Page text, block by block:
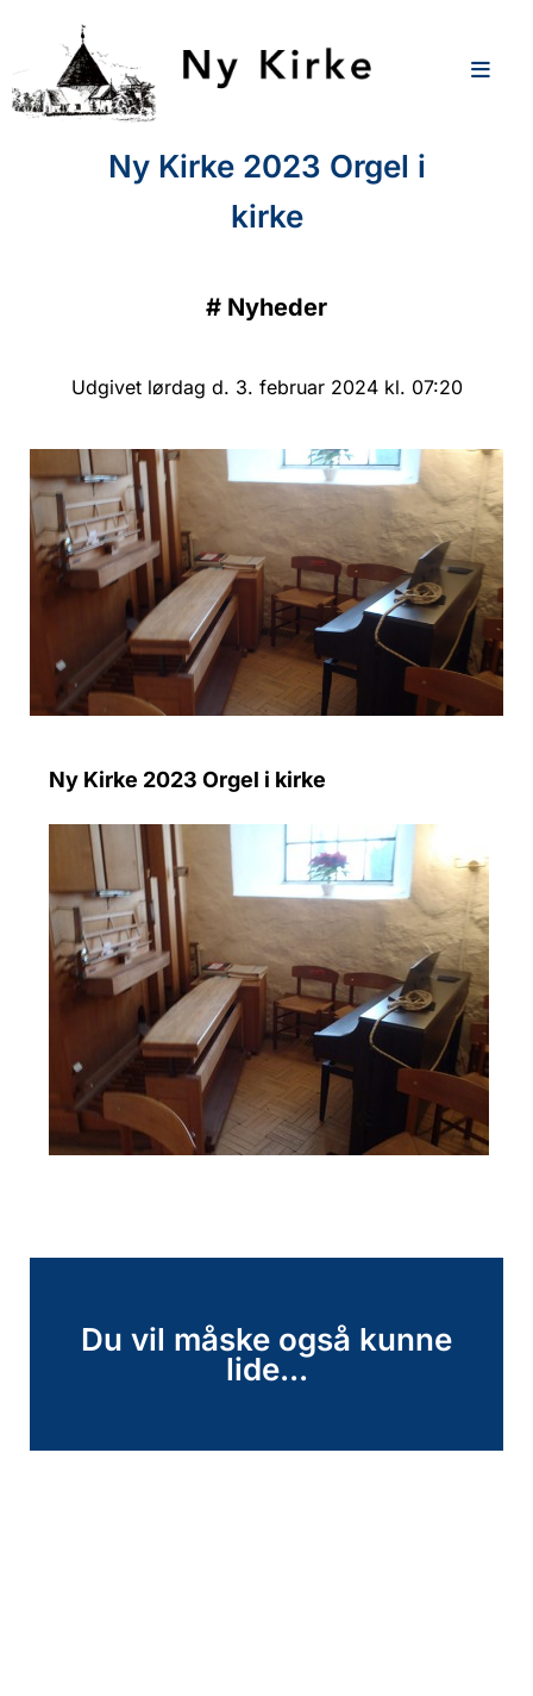
Ny Kirke 2023 Orgel i
kirke
# Nyheder
Udgivet lørdag d. 3. februar 2024 kl. 07:20
Ny Kirke 2023 Orgel i kirke
Du vil måske også kunne
lide...